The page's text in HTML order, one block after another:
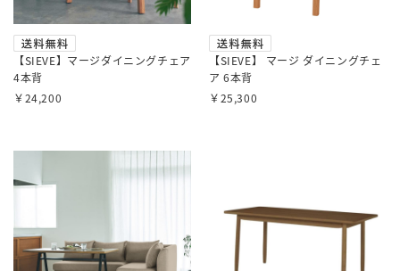
【SIEVE】マージダイニングチェア
4本背
￥24,200
【SIEVE】 マージ ダイニングチェ
ア 6本背
￥25,300